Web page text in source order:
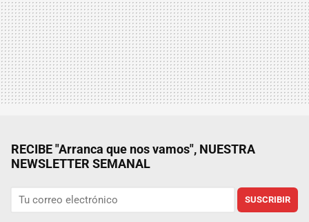
RECIBE "Arranca que nos vamos", NUESTRA
NEWSLETTER SEMANAL
SUSCRIBIR